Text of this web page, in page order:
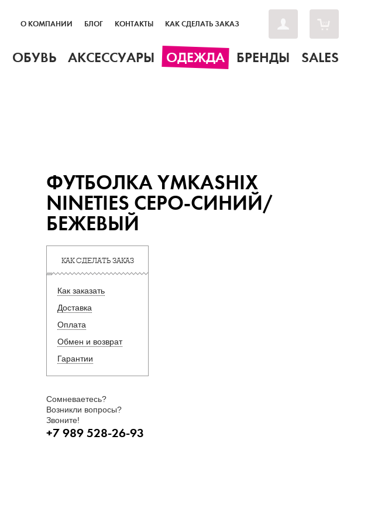
О КОМПАНИИ БЛОГ КОНТАКТЫ КАК СДЕЛАТЬ ЗАКАЗ
ОБУВЬ АКСЕССУАРЫ ОДЕЖДА БРЕНДЫ SALES
ФУТБОЛКА YMKASHIX
NINETIES СЕРО-СИНИЙ/
БЕЖЕВЫЙ
КАК СДЕЛАТЬ ЗАКАЗ
Как заказать
Доставка
Оплата
Обмен и возврат
Гарантии
Сомневаетесь?
Возникли вопросы?
Звоните!
+7 989 528-26-93